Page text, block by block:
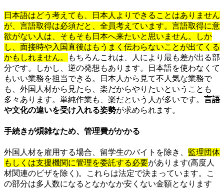
日本語はどう考えても、日本人よりできることはありません
が、言語取得は必須だと、全員考えています。言語取得に意
欲がない人は、そもそも日本へ来たいと思いません。しか
し、面接時や入国直後はもうまく伝わらないことが出てくる
かもしれません。
もちろんこれは、人により最も差が出る部
分です。しかし、逆の発想もあります。日本語を使わなくて
もいい業務を担当できる。日本人から見て不人気な業務で
も、外国人材から見たら、楽だからやりたいということも
多々あります。単純作業も、楽だという人が多いです。 言語
や文化の違いを受け入れる姿勢が求められます。
手続きが煩雑なため、管理費がかかる
外国人材を雇用する場合、留学生のバイトを除き、 監理団体
もしくは支援機関に管理を委託する必要があります(高度人
材関連のビザを除く)。これらは法定で決まっています。こ
の部分は多人数になるとなかなか安くない金額となります